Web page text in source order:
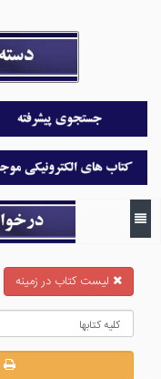
ليست كتاب در زمينه